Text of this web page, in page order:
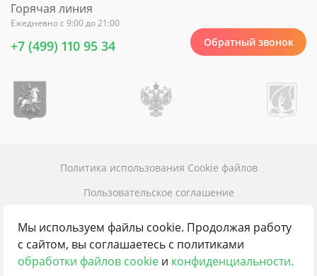
Горячая линия
Ежедневно с 9:00 до 21:00
+7 (499) 110 95 34 Обратный звонок
Контакты
Карта сайта
Пользовательское соглашение
Политика использования Cookie файлов
Мы используем файлы cookie. Продолжая работу
с сайтом, вы соглашаетесь с политиками
обработки файлов cookie и конфиденциальности.